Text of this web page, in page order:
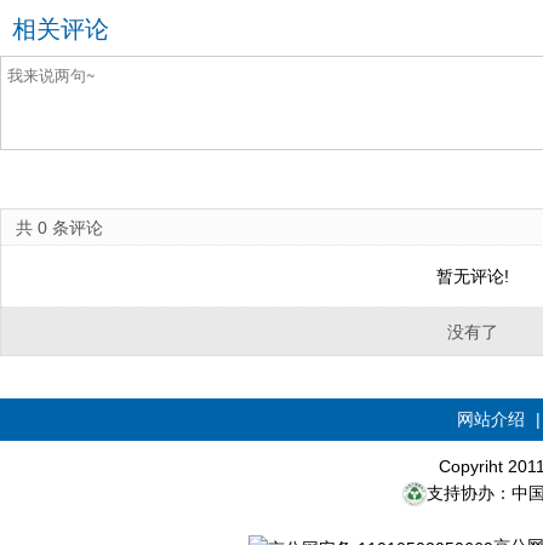
相关评论
共 0 条评论
暂无评论!
没有了
网站介绍
Copyriht
支持协办：中